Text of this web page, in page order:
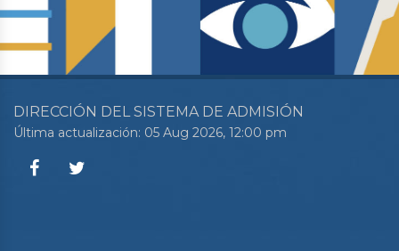
DIRECCIÓN DEL SISTEMA DE ADMISIÓN
Última actualización: 05 Aug 2026, 12:00 pm